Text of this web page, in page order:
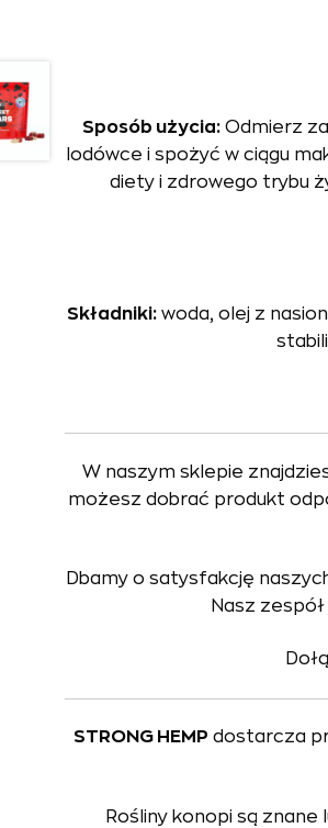
Sposób użycia:Odmierz
lodówce i spożyć w ciągu
diety i zdrowego trybu
Składniki:woda, olej z
W naszym sklepie
możesz dobrać produkt
Dbamy o satysfakcję
Nasz
STRONG HEMP dostarcza
Rośliny konopi są